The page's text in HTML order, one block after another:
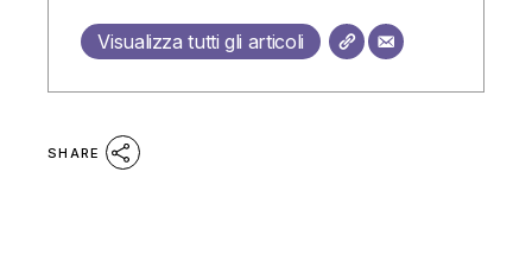
Visualizza tutti gli articoli
SHARE